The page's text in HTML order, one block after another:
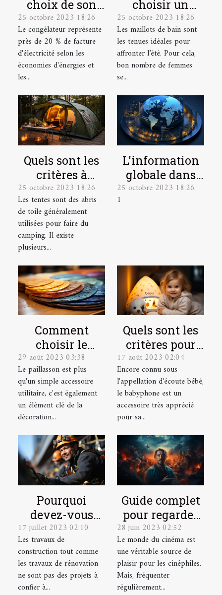
choix de son
congélateur
25 octobre 2023 18:26
Le congélateur représente
près de 20 % de facture
d'électricité selon les
économies d'énergies et
les...
choisir un
maillot de bain
de grande
taille ?
25 octobre 2023 18:26
Les maillots de bain sont
les tenues idéales pour
affronter l’été. Pour cela,
bon nombre de femmes
se...
Quels sont les
critères à
prendre en
compte pour
bien choisir
une tente de
camping ?
25 octobre 2023 18:26
Les tentes sont des abris
de toile généralement
utilisées pour faire du
camping. Il existe
plusieurs...
L'information
globale dans
une seule
25 octobre 2023 18:26
1
Comment
choisir le
paillasson sur
mesure parfait
pour votre
intérieur et
extérieur
29 août 2023 03:38
Le paillasson est plus
qu'un simple accessoire
utilitaire, c'est également
un élément clé de la
décoration...
Quels sont les
critères pour
choisir le
meilleur
babyphone
vidéo ?
17 août 2023 02:04
Encore connu sous
l'appellation d'écoute bébé,
le babyphone est un
accessoire très apprécié
pour sa...
Pourquoi
devez-vous
faire appel à
des cordistes
pour vos
travaux en
hauteur ?
17 juillet 2023 02:10
Les travaux de
construction tout comme
les travaux de rénovation
ne sont pas des projets à
confier à...
Guide complet
pour regarder
des films
gratuitement
en ligne
28 juin 2023 02:52
Le monde du cinéma est
une véritable source de
plaisir pour les cinéphiles.
Mais, fréquenter
régulièrement...